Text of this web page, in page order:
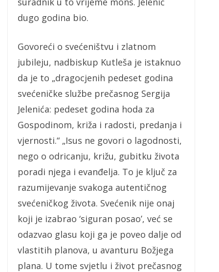
dugo godina bio.
Govoreći o svećeništvu i zlatnom
jubileju, nadbiskup Kutleša je istaknuo
da je to „dragocjenih pedeset godina
svećeničke službe prečasnog Sergija
Jelenića: pedeset godina hoda za
Gospodinom, križa i radosti, predanja i
vjernosti.“ „Isus ne govori o lagodnosti,
nego o odricanju, križu, gubitku života
poradi njega i evanđelja. To je ključ za
razumijevanje svakoga autentičnog
svećeničkog života. Svećenik nije onaj
koji je izabrao ‘siguran posao’, već se
odazvao glasu koji ga je poveo dalje od
vlastitih planova, u avanturu Božjega
plana. U tome svjetlu i život prečasnog